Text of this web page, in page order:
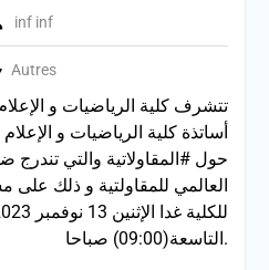
inf inf
Autres
تتشرف كلية الرياضيات و
أساتذة كلية الرياضيات و
حول #المقاولاتية والتي تندرج
العالمي للمقاولتية و ذلك
التاسعة(09:00) صباحا.